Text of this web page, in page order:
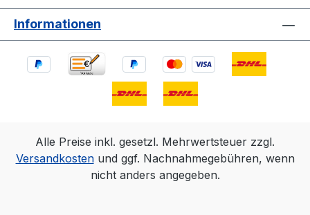
Informationen
Alle Preise inkl. gesetzl. Mehrwertsteuer zzgl.
Versandkostenund ggf. Nachnahmegebühren, wenn
nicht anders angegeben.